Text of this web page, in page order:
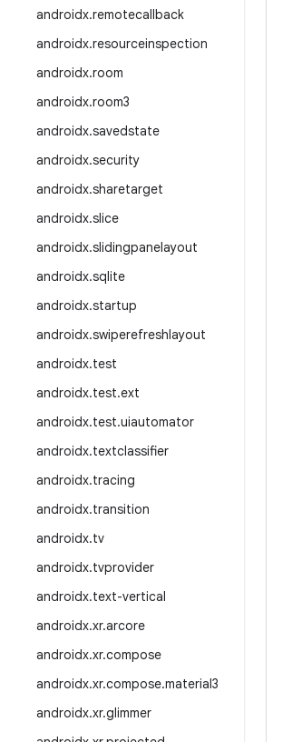
androidx.remotecallback
androidx.resourceinspection
androidx.room
androidx.room3
androidx.savedstate
androidx.security
androidx.sharetarget
androidx.slice
androidx.slidingpanelayout
androidx.sqlite
androidx.startup
androidx.swiperefreshlayout
androidx.test
androidx.test.ext
androidx.test.uiautomator
androidx.textclassifier
androidx.tracing
androidx.transition
androidx.tv
androidx.tvprovider
androidx.text-vertical
androidx.xr.arcore
androidx.xr.compose
androidx.xr.compose.material3
androidx.xr.glimmer